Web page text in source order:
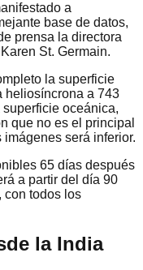
a
base de datos,
prensa la directora
St. Germain.
la superficie
heliosíncrona a 743
oceánica,
que no es el principal
será inferior.
65 días después
a partir del día 90
con todos los
la India